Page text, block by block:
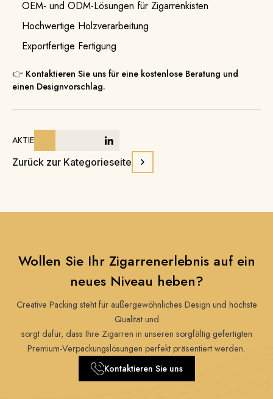
OEM- und ODM-Lösungen für Zigarrenkisten
Hochwertige Holzverarbeitung
Exportfertige Fertigung
👉 Kontaktieren Sie uns für eine kostenlose Beratung und
einen Designvorschlag.
AKTIE
Zurück zur Kategorieseite
Wollen Sie Ihr Zigarrenerlebnis auf ein
neues Niveau heben?
Creative Packing steht für außergewöhnliches Design und höchste
Qualität und
sorgt dafür, dass Ihre Zigarren in unseren sorgfältig gefertigten
Premium-Verpackungslösungen perfekt präsentiert werden.
Kontaktieren Sie uns